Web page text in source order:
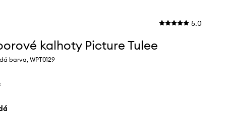
5.0
kalhoty Picture Tulee
barva, WPT0129